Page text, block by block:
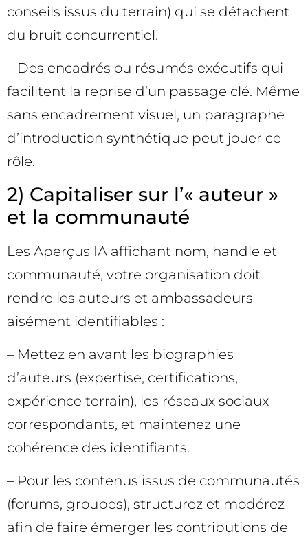
conseils issus du terrain) qui se détachent
du bruit concurrentiel.
– Des encadrés ou résumés exécutifs qui
facilitent la reprise d’un passage clé. Même
sans encadrement visuel, un paragraphe
d’introduction synthétique peut jouer ce
rôle.
2) Capitaliser sur l’« auteur »
et la communauté
Les Aperçus IA affichant nom, handle et
communauté, votre organisation doit
rendre les auteurs et ambassadeurs
aisément identifiables :
– Mettez en avant les biographies
d’auteurs (expertise, certifications,
expérience terrain), les réseaux sociaux
correspondants, et maintenez une
cohérence des identifiants.
– Pour les contenus issus de communautés
(forums, groupes), structurez et modérez
afin de faire émerger les contributions de